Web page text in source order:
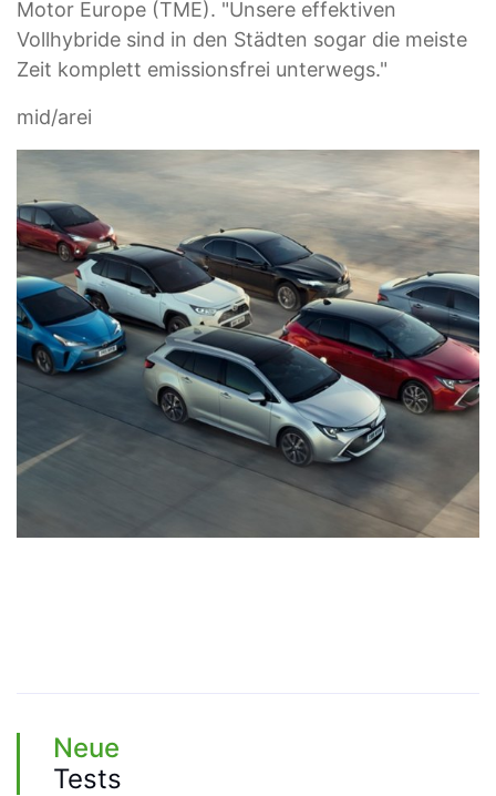
Motor Europe (TME). "Unsere effektiven
Vollhybride sind in den Städten sogar die meiste
Zeit komplett emissionsfrei unterwegs."
mid/arei
Neue
Tests